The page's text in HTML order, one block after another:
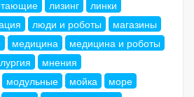
лизинг
линки
люди и роботы
магазины
медицина
медицина и роботы
мнения
модульные мойка
море